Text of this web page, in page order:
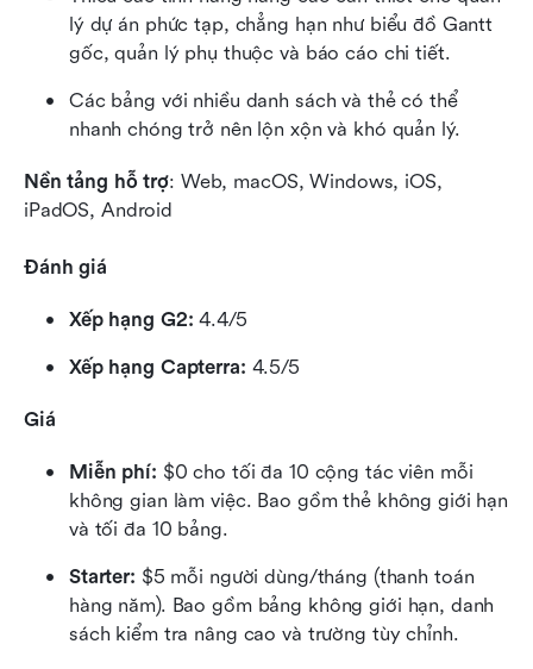
lý dự án phức tạp, chẳng hạn như biểu đồ Gantt
gốc, quản lý phụ thuộc và báo cáo chi tiết.
Các bảng với nhiều danh sách và thẻ có thể
nhanh chóng trở nên lộn xộn và khó quản lý.
Nền tảng hỗ trợ: Web, macOS, Windows, iOS,
iPadOS, Android
Đánh giá
Xếp hạng G2: 4.4/5
Xếp hạng Capterra: 4.5/5
Giá
Miễn phí: $0 cho tối đa 10 cộng tác viên mỗi
không gian làm việc. Bao gồm thẻ không giới hạn
và tối đa 10 bảng.
Starter: $5 mỗi người dùng/tháng (thanh toán
hàng năm). Bao gồm bảng không giới hạn, danh
sách kiểm tra nâng cao và trường tùy chỉnh.